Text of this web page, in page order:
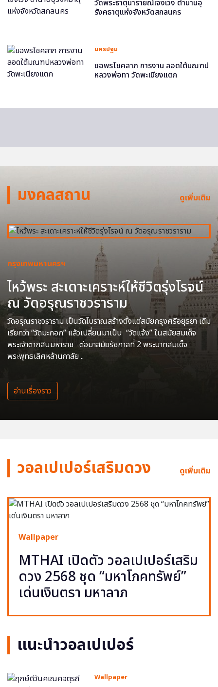
วัดพระธาตุนารายณ์เจงเวง ตำนานอุ
รังคธาตุแห่งจังหวัดสกลนคร
นครปฐม
ขอพรโชคลาภ การงาน ลอดใต้มณฑป
หลวงพ่อทา วัดพะเนียงแตก
มงคลสถาน ดูเพิ่มเติม
กรุงเทพมหานครฯ
ไหว้พระ สะเดาะเคราะห์ให้ชีวิตรุ่งโรจน์
ณ วัดอรุณราชวราราม
วัดอรุณราชวราราม เป็นวัดโบราณสร้างตั้งแต่สมัยกรุงศรีอยุธยา เดิม
เรียกว่า “วัดมะกอก” แล้วเปลี่ยนมาเป็น “วัดแจ้ง” ในสมัยสมเด็จ
พระเจ้าตากสินมหาราช ต่อมาสมัยรัชกาลที่ 2 พระบาทสมเด็จ
พระพุทธเลิศหล้านภาลัย ..
อ่านเรื่องราว
วอลเปเปอร์เสริมดวง ดูเพิ่มเติม
Wallpaper
MTHAI เปิดตัว วอลเปเปอร์เสริม
ดวง 2568 ชุด “มหาโภคทรัพย์”
เด่นเงินตรา มหาลาภ
แนะนำวอลเปเปอร์
Wallpaper